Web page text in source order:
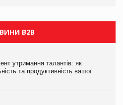
B2B
утримання талантів: як
та продуктивність вашої